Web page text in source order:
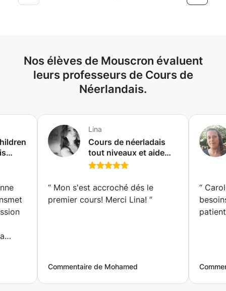
la retraite et flexible avec mon temps.
Nos élèves de Mouscron évaluent
leurs professeurs de Cours de
Néerlandais.
plus
Lina
Cours de néerladais
tout niveaux et aide
scolaire de la 1ere
secondaire.
(Mouscron)
“ Mon s'est accroché dés le
premier cours! Merci Lina! ”
Commentaire de Mohamed
“